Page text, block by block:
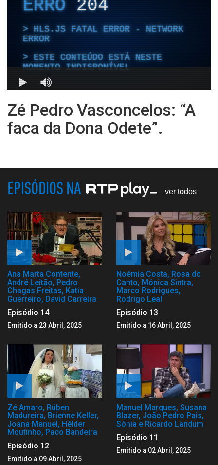
Zé Pedro Vasconcelos: “A
faca da Dona Odete”.
EPISÓDIOS NA ver todos
Ana Marta Contente,
André Leitão, Pedro
Chagas Freitas, Katia
Guerreiro, David Carreira
Episódio 14
Emitido a 23 Abril, 2025
Noémia Costa, Rosa do
Canto, Mónica Sintra,
Marco Rodrigues,
Rodrigo Leal
Episódio 13
Emitido a 16 Abril, 2025
Zé Amaro, Rúben
Madureira, Brienne Keller,
Joana Manuel, Hélder
Moutinho, Paco Bandeira
Episódio 12
Emitido a 09 Abril, 2025
Manuel Marques, Susana
Blazer, João Pedro Pais,
Sónia e Ricardo Landum
Episódio 11
Emitido a 02 Abril, 2025